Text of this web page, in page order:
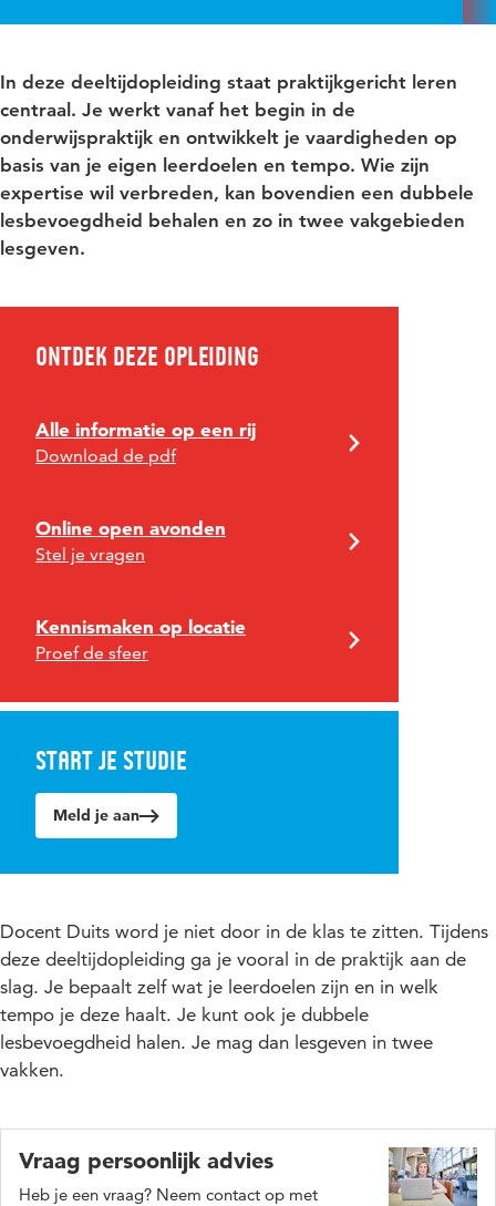
In deze deeltijdopleiding staat praktijkgericht leren
centraal. Je werkt vanaf het begin in de
onderwijspraktijk en ontwikkelt je vaardigheden op
basis van je eigen leerdoelen en tempo. Wie zijn
expertise wil verbreden, kan bovendien een dubbele
lesbevoegdheid behalen en zo in twee vakgebieden
lesgeven.
Ontdek deze opleiding
Alle informatie op een rij
Download de pdf
Online open avonden
Stel je vragen
Kennismaken op locatie
Proef de sfeer
Start je studie
Meld je aan
Docent Duits word je niet door in de klas te zitten. Tijdens
deze deeltijdopleiding ga je vooral in de praktijk aan de
slag. Je bepaalt zelf wat je leerdoelen zijn en in welk
tempo je deze haalt. Je kunt ook je dubbele
lesbevoegdheid halen. Je mag dan lesgeven in twee
vakken.
Vraag persoonlijk advies
Heb je een vraag? Neem contact op met